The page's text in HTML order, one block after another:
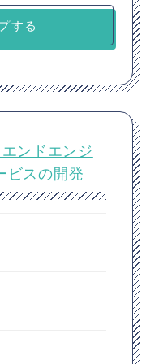
する
ンドエンジ
スの開発